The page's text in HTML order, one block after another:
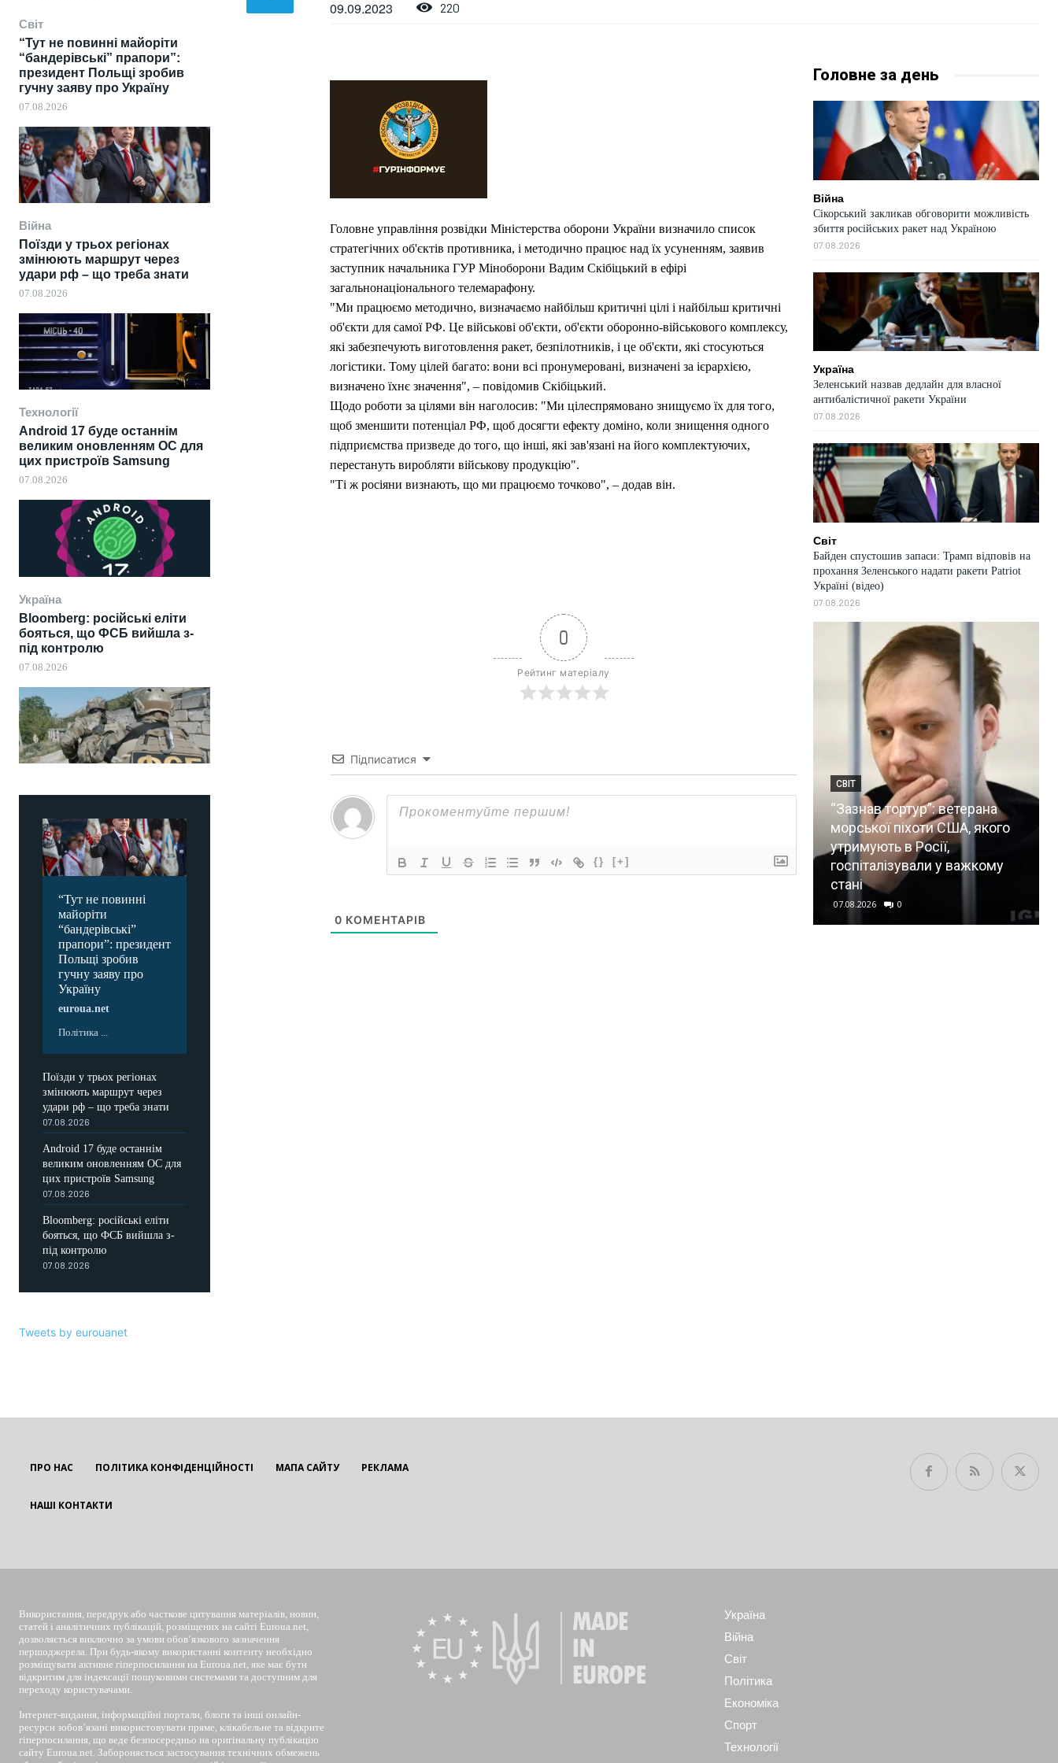
Світ
“Тут не повинні майоріти
“бандерівські” прапори”:
президент Польщі зробив
гучну заяву про Україну
07.08.2026
Війна
Поїзди у трьох регіонах
змінюють маршрут через
удари рф – що треба знати
07.08.2026
Технології
Android 17 буде останнім
великим оновленням ОС для
цих пристроїв Samsung
07.08.2026
Україна
Bloomberg: російські еліти
бояться, що ФСБ вийшла з-
під контролю
07.08.2026
“Тут не повинні
майоріти
“бандерівські”
прапори”: президент
Польщі зробив
гучну заяву про
Україну
euroua.net
Політика ...
Поїзди у трьох регіонах
змінюють маршрут через
удари рф – що треба знати
07.08.2026
Android 17 буде останнім
великим оновленням ОС для
цих пристроїв Samsung
07.08.2026
Bloomberg: російські еліти
бояться, що ФСБ вийшла з-
під контролю
07.08.2026
Tweets by eurouanet
09.09.2023 220
Головне управління розвідки Міністерства оборони України визначило список
стратегічних об'єктів противника, і методично працює над їх усуненням, заявив
заступник начальника ГУР Міноборони Вадим Скібіцький в ефірі
загальнонаціонального телемарафону.
"Ми працюємо методично, визначаємо найбільш критичні цілі і найбільш критичні
об'єкти для самої РФ. Це військові об'єкти, об'єкти оборонно-військового комплексу,
які забезпечують виготовлення ракет, безпілотників, і це об'єкти, які стосуються
логістики. Тому цілей багато: вони всі пронумеровані, визначені за ієрархією,
визначено їхнє значення", – повідомив Скібіцький.
Щодо роботи за цілями він наголосив: "Ми цілеспрямовано знищуємо їх для того,
щоб зменшити потенціал РФ, щоб досягти ефекту доміно, коли знищення одного
підприємства призведе до того, що інші, які зав'язані на його комплектуючих,
перестануть виробляти військову продукцію".
"Ті ж росіяни визнають, що ми працюємо точково", – додав він.
0
Рейтинг матеріалу
Підписатися
{} [+]
0 КОМЕНТАРІВ
Головне за день
Війна
Сікорський закликав обговорити можливість
збиття російських ракет над Україною
07.08.2026
Україна
Зеленський назвав дедлайн для власної
антибалістичної ракети України
07.08.2026
Світ
Байден спустошив запаси: Трамп відповів на
прохання Зеленського надати ракети Patriot
Україні (відео)
07.08.2026
СВІТ
“Зазнав тортур”: ветерана
морської піхоти США, якого
утримують в Росії,
госпіталізували у важкому
стані
07.08.2026 0
ПРО НАС ПОЛІТИКА КОНФІДЕНЦІЙНОСТІ МАПА САЙТУ РЕКЛАМА
НАШІ КОНТАКТИ
Використання, передрук або часткове цитування матеріалів, новин,
статей і аналітичних публікацій, розміщених на сайті Euroua.net,
дозволяється виключно за умови обов’язкового зазначення
першоджерела. При будь-якому використанні контенту необхідно
розміщувати активне гіперпосилання на Euroua.net, яке має бути
відкритим для індексації пошуковими системами та доступним для
переходу користувачами.
Інтернет-видання, інформаційні портали, блоги та інші онлайн-
ресурси зобов’язані використовувати пряме, клікабельне та відкрите
гіперпосилання, що веде безпосередньо на оригінальну публікацію
сайту Euroua.net. Забороняється застосування технічних обмежень
Україна
Війна
Світ
Політика
Економіка
Спорт
Технології